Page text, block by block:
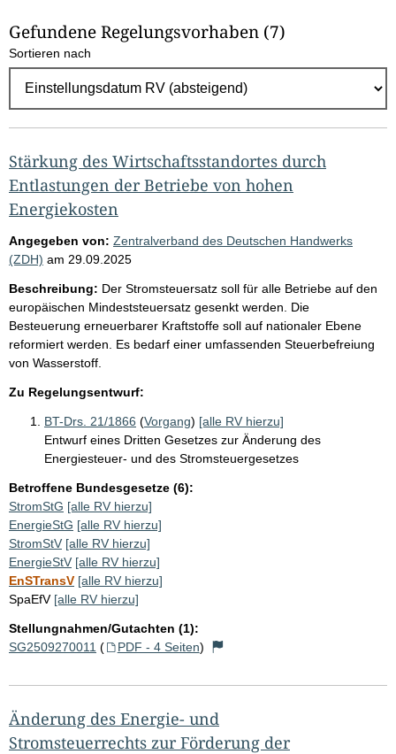
l
E
g
e
b
n
i
s
s
e
p
r
o
S
e
Gefundene Regelungsvorhaben (7)
Sortieren nach
Stärkung des Wirtschaftsstandortes durch
Entlastungen der Betriebe von hohen
Energiekosten
Angegeben von: Zentralverband des Deutschen Handwerks
(ZDH) am 29.09.2025
Beschreibung: Der Stromsteuersatz soll für alle Betriebe auf den
europäischen Mindeststeuersatz gesenkt werden. Die
Besteuerung erneuerbarer Kraftstoffe soll auf nationaler Ebene
reformiert werden. Es bedarf einer umfassenden Steuerbefreiung
von Wasserstoff.
Zu Regelungsentwurf:
BT-Drs. 21/1866 (Vorgang) [alle RV hierzu]
Entwurf eines Dritten Gesetzes zur Änderung des
Energiesteuer- und des Stromsteuergesetzes
Betroffene Bundesgesetze (6):
StromStG [alle RV hierzu]
EnergieStG [alle RV hierzu]
StromStV [alle RV hierzu]
EnergieStV [alle RV hierzu]
EnSTransV [alle RV hierzu]
SpaEfV [alle RV hierzu]
Stellungnahmen/Gutachten (1):
SG2509270011 ( PDF - 4 Seiten)
Änderung des Energie- und
Stromsteuerrechts zur Förderung der